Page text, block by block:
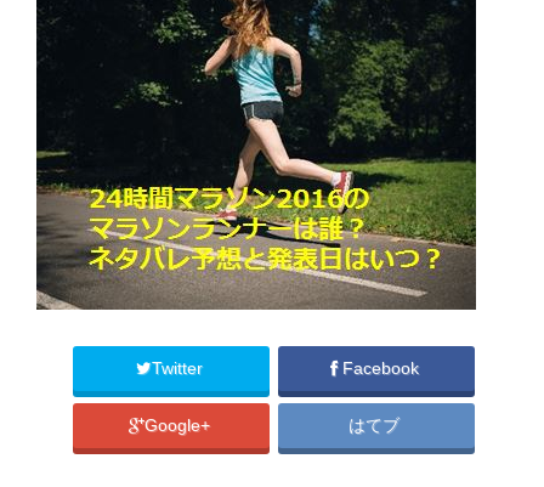
Twitter Facebook
Google+ はてブ